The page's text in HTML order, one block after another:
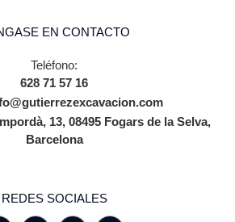
EN CONTACTO
Teléfono:
628 71 57 16
13, 08495 Fogars de la Selva,
Barcelona
REDES SOCIALES